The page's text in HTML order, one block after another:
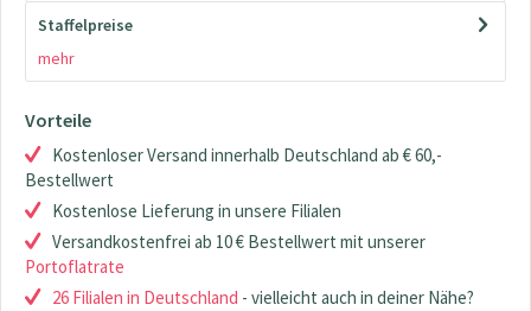
Staffelpreise
mehr
Vorteile
Kostenloser Versand innerhalb Deutschland ab € 60,-
Bestellwert
Kostenlose Lieferung in unsere Filialen
Versandkostenfrei ab 10 € Bestellwert mit unserer
Portoflatrate
26 Filialen in Deutschland - vielleicht auch in deiner Nähe?